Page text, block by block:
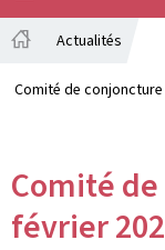
Actualités
Comité de
Comité
février